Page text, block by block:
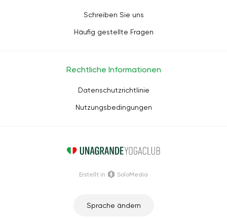
Schreiben Sie uns
Häufig gestellte Fragen
Rechtliche Informationen
Datenschutzrichtlinie
Nutzungsbedingungen
Sprache ändern
Erstellt in SoloMedia